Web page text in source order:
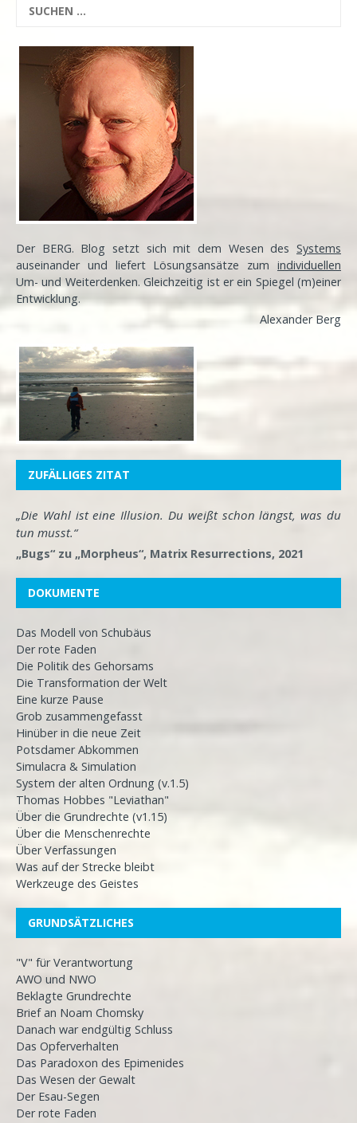
Der BERG. Blog setzt sich mit dem Wesen des Systems
auseinander und liefert Lösungsansätze zum individuellen
Um- und Weiterdenken. Gleichzeitig ist er ein Spiegel (m)einer
Entwicklung.
Alexander Berg
ZUFÄLLIGES ZITAT
„Die Wahl ist eine Illusion. Du weißt schon längst, was du
tun musst.“
„Bugs“ zu „Morpheus“, Matrix Resurrections, 2021
DOKUMENTE
Das Modell von Schubäus
Der rote Faden
Die Politik des Gehorsams
Die Transformation der Welt
Eine kurze Pause
Grob zusammengefasst
Hinüber in die neue Zeit
Potsdamer Abkommen
Simulacra & Simulation
System der alten Ordnung (v.1.5)
Thomas Hobbes "Leviathan"
Über die Grundrechte (v1.15)
Über die Menschenrechte
Über Verfassungen
Was auf der Strecke bleibt
Werkzeuge des Geistes
GRUNDSÄTZLICHES
"V" für Verantwortung
AWO und NWO
Beklagte Grundrechte
Brief an Noam Chomsky
Danach war endgültig Schluss
Das Opferverhalten
Das Paradoxon des Epimenides
Das Wesen der Gewalt
Der Esau-Segen
Der rote Faden